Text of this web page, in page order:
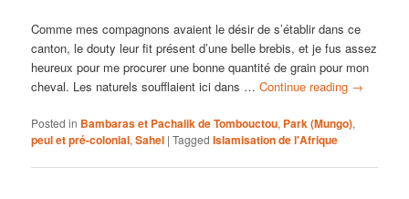
Comme mes compagnons avaient le désir de s’établir dans ce
canton, le douty leur fit présent d’une belle brebis, et je fus assez
heureux pour me procurer une bonne quantité de grain pour mon
cheval. Les naturels soufflaient ici dans …Continue reading →
Posted in Bambaras et Pachalik de Tombouctou, Park (Mungo),
peul et pré-colonial,Sahel |Tagged Islamisation de l'Afrique